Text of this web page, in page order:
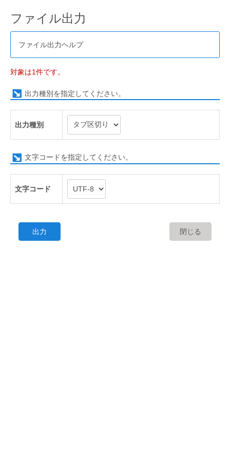
ファイル出力
ファイル出力ヘルプ
対象は1件です。
出力種別を指定してください。
出力種別
文字コードを指定してください。
文字コード